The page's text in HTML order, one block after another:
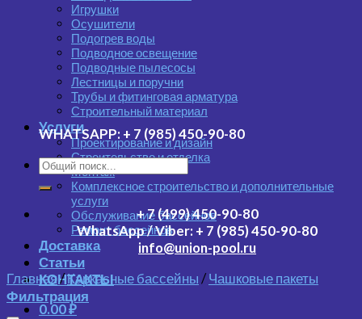
Игрушки
Осушители
Подогрев воды
Подводное освещение
Подводные пылесосы
Лестницы и поручни
Трубы и фитинговая арматура
Строительный материал
Услуги
Проектирование и дизайн
Строительство и отделка
Монтаж
Комплексное строительство и дополнительные
услуги
Обслуживание бассейнов
Ремонт бассейнов
Доставка
Статьи
КОНТАКТЫ
0.00₽
WHATSAPP: + 7 (985) 450-90-80
+ 7 (499) 450-90-80
WhatsApp / Viber: + 7 (985) 450-90-80
info@union-pool.ru
Главная/Каркасные бассейны/Чашковые пакеты
Фильтрация